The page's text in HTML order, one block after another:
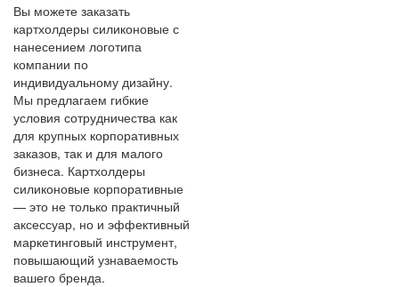
Вы можете заказать
картхолдеры силиконовые с
нанесением логотипа
компании по
индивидуальному дизайну.
Мы предлагаем гибкие
условия сотрудничества как
для крупных корпоративных
заказов, так и для малого
бизнеса. Картхолдеры
силиконовые корпоративные
— это не только практичный
аксессуар, но и эффективный
маркетинговый инструмент,
повышающий узнаваемость
вашего бренда.